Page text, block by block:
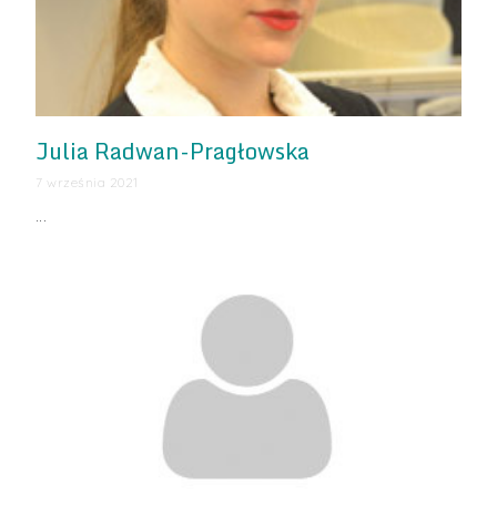
Julia Radwan-Pragłowska
7 września 2021